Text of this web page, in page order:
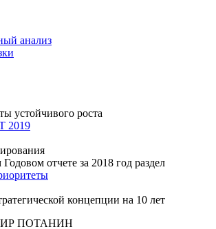
анализ
устойчивого роста
2019
отчете за 2018 год раздел
концепции на 10 лет